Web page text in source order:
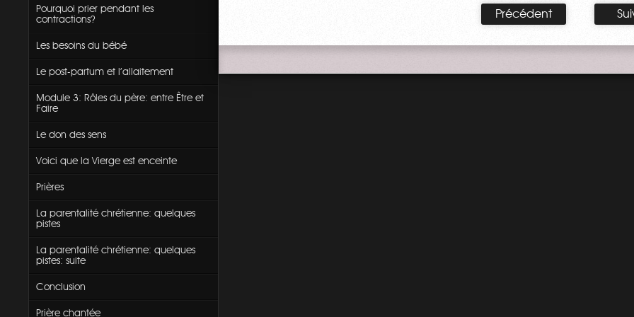
Pourquoi prier pendant les
contractions?
Les besoins du bébé
Le post-partum et l'allaitement
Module 3: Rôles du père: entre Être et
Faire
Le don des sens
Voici que la Vierge est enceinte
Prières
La parentalité chrétienne: quelques
pistes
La parentalité chrétienne: quelques
pistes: suite
Conclusion
Prière chantée
Précédent